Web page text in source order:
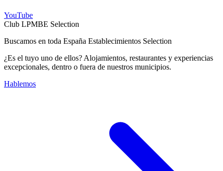
YouTube
Club LPMBE Selection
Buscamos en toda España Establecimientos Selection
¿Es el tuyo uno de ellos? Alojamientos, restaurantes y experiencias
excepcionales, dentro o fuera de nuestros municipios.
Hablemos